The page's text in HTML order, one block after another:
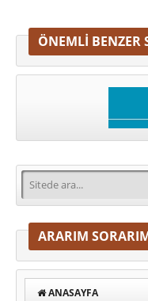
ÖNEMLI BENZER
ARARIM
ANASAYFA